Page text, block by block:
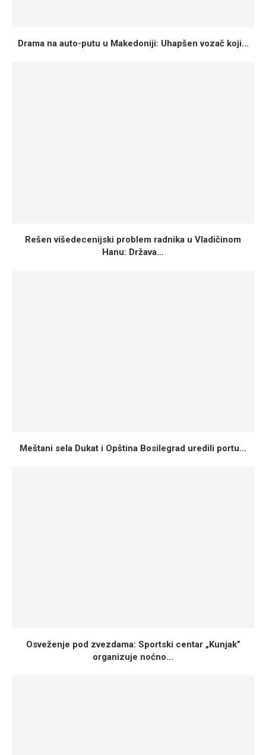
Drama na auto-putu u Makedoniji: Uhapšen vozač koji...
Rešen višedecenijski problem radnika u Vladičinom
Hanu: Država...
Meštani sela Dukat i Opština Bosilegrad uredili portu...
Osveženje pod zvezdama: Sportski centar „Kunjak”
organizuje noćno...